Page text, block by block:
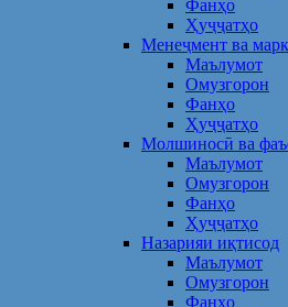
Фанҳо
Ҳуҷҷатҳо
Менеҷмент ва
Маълумот
Омузгорон
Фанҳо
Ҳуҷҷатҳо
Молшиносӣ ва
Маълумот
Омузгорон
Фанҳо
Ҳуҷҷатҳо
Назарияи иқтисод
Маълумот
Омузгорон
Фанҳо